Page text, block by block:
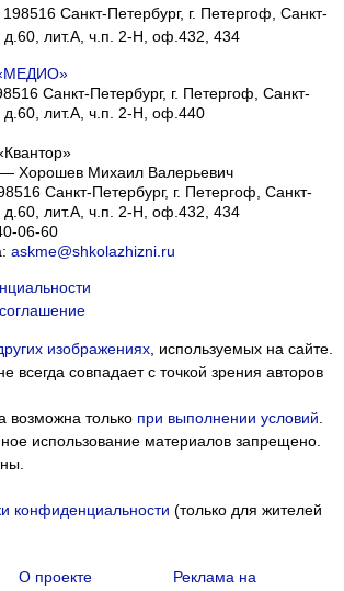
Санкт-Петербург, г. Петергоф, Санкт-
д.60, лит.А, ч.п. 2-Н, оф.432, 434
Санкт-Петербург, г. Петергоф, Санкт-
д.60, лит.А, ч.п. 2-Н, оф.440
— Хорошев Михаил Валерьевич
Санкт-Петербург, г. Петергоф Санкт-
д.60, лит.А, ч.п. 2-Н, оф.432, 434
06-60
askme@shkolazhizni.ru
изображениях, используемых на сайте.
всегда совпадает с точкой зрения авторов
возможна только при выполнении условий
использование материалов запрещено.
конфиденциальности (только для жителей
О проекте
Реклама на